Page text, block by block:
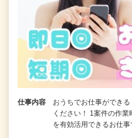
仕事内容
おうちでお仕事ができ
ください！ 1案件の作
を有効活用できるお仕